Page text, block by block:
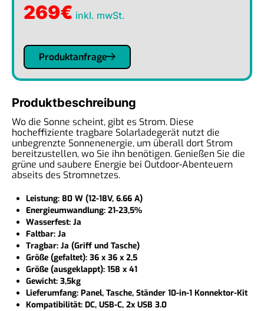
269€ inkl. mwSt.
Produktanfrage
Produktbeschreibung
Wo die Sonne scheint, gibt es Strom. Diese
hocheffiziente tragbare Solarladegerät nutzt die
unbegrenzte Sonnenenergie, um überall dort Strom
bereitzustellen, wo Sie ihn benötigen. Genießen Sie die
grüne und saubere Energie bei Outdoor-Abenteuern
abseits des Stromnetzes.
Leistung: 80 W (12-18V, 6.66 A)
Energieumwandlung: 21-23,5%
Wasserfest: Ja
Faltbar: Ja
Tragbar: Ja (Griff und Tasche)
Größe (gefaltet): 36 x 36 x 2,5
Größe (ausgeklappt): 158 x 41
Gewicht: 3,5kg
Lieferumfang: Panel, Tasche, Ständer 10-in-1 Konnektor-Kit
Kompatibilität: DC, USB-C, 2x USB 3.0